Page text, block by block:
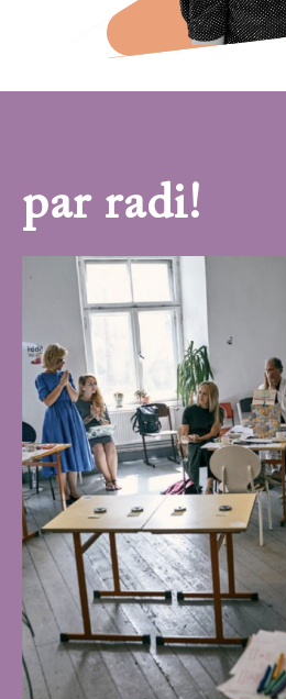
par radi!